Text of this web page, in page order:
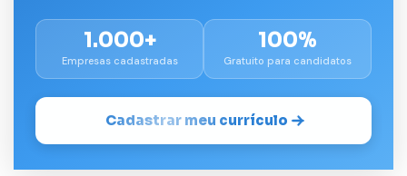
1.000+
Empresas cadastradas
100%
Gratuito para candidatos
Cadastrar meu currículo